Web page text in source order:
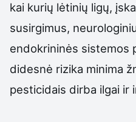
kai kurių lėtinių ligų,
susirgimus,
endokrininės sistemos
didesnė rizika minima
pesticidais dirba ilgai ir